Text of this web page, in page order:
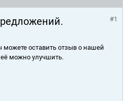
#1
можете оставить отзыв о нашей
можно улучшить.